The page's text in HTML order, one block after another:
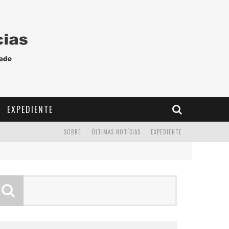
EXPEDIENTE
EXPEDIENTE
ÚLTIMAS NOTÍCIAS
SOBRE